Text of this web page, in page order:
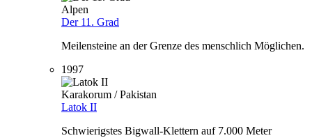
Alpen
Der 11. Grad
Meilensteine an der Grenze des menschlich Möglichen.
1997
Karakorum / Pakistan
Latok II
Schwierigstes Bigwall-Klettern auf 7.000 Meter